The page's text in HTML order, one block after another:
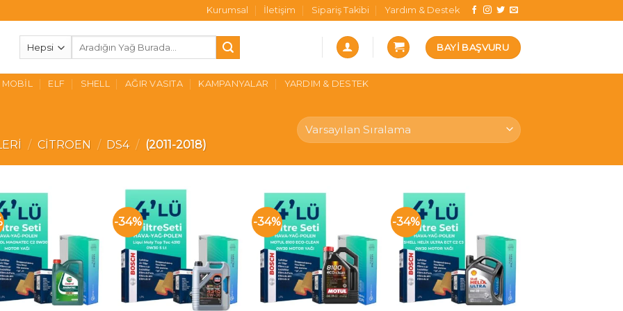
Kurumsal İletişim Sipariş Takibi Yardım & Destek
BAYI BAŞVURU
MOBIL ELF SHELL AĞIR VASITA KAMPANYALAR YARDIM & DESTEK
/ CITROEN / DS4 / (2011-2018)
-34% -34% -34%